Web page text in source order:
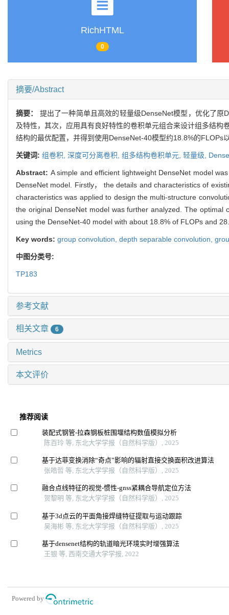
RichHTML
0
摘要/Abstract
摘要： 提出了一种简单且高效的轻量级DenseNet模型，优化了
及特性，其次，应用具有良好特性的卷积单元组合来设计组多结
结构的最优配置，并得到使用DenseNet-40模型约18.8%的FLOPs
关键词: 组卷积, 深度可分离卷积, 组多结构卷积单元, 轻量级,
Abstract: A simple and efficient lightweight DenseNet model
DenseNet model. Firstly， the details and characteristics of
characteristics was applied to design the multi-structure
the original DenseNet model was further analyzed. The
using the DenseNet-40 model with about 18.8% of FLOPs and
Key words: group convolution, depth separable convolution,
中图分类号:
TP183
参考文献
相关文章 6
Metrics
本文评价
推荐阅读
装配式钢管-拉森钢板桩围堰结构数值模拟分析
陈百玲 等, 东北大学学报（自然科学版）, 2025
基于达菲变换消除“奇点”影响的辐射直接交换面积改进算法
张皓哲 等, 东北大学学报（自然科学版）, 2025
融合点线特征的视觉-惯性-gnss紧耦合导航定位方法
贺黎明 等, 东北大学学报（自然科学版）, 2025
基于3d点云的平面角接焊缝特征提取与运动跟踪
吴海彬 等, 东北大学学报（自然科学版）, 2025
基于densenet结构的轨道暗光环境实时增强算法
王银 等, 西南交通大学学报, 2022
Powered by